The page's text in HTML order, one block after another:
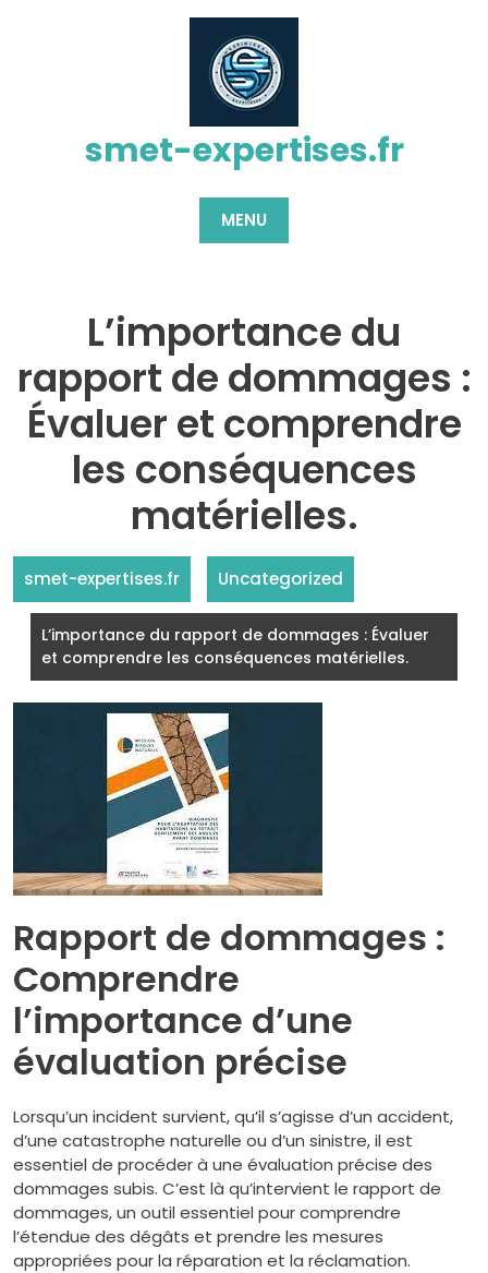
smet-expertises.fr
MENU
L’importance du
rapport de dommages :
Évaluer et comprendre
les conséquences
matérielles.
smet-expertises.fr Uncategorized
L’importance du rapport de dommages : Évaluer
et comprendre les conséquences matérielles.
Rapport de dommages :
Comprendre
l’importance d’une
évaluation précise
Lorsqu’un incident survient, qu’il s’agisse d’un accident,
d’une catastrophe naturelle ou d’un sinistre, il est
essentiel de procéder à une évaluation précise des
dommages subis. C’est là qu’intervient le rapport de
dommages, un outil essentiel pour comprendre
l’étendue des dégâts et prendre les mesures
appropriées pour la réparation et la réclamation.